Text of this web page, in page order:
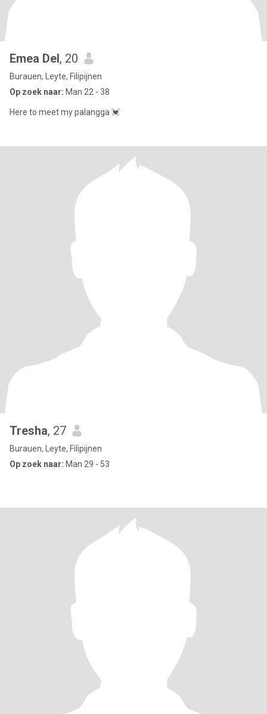
Emea Del, 20
Burauen, Leyte, Filipijnen
Op zoek naar: Man 22 - 38
Here to meet my palangga 💓
Tresha, 27
Burauen, Leyte, Filipijnen
Op zoek naar: Man 29 - 53